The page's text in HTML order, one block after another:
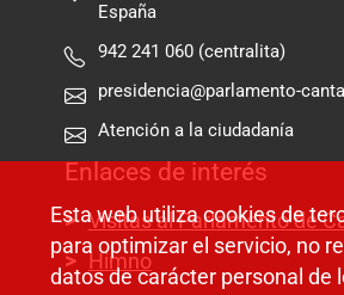
España
942 241 060 (centralita)
presidencia@parlamento-
Atención a la ciudadanía
Enlaces de interés
Visitas al Parlamento de
Himno
Esta web utiliza cookies de
para optimizar el servicio, no
datos de carácter personal de